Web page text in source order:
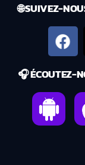
🌐 SUIVEZ-
🎧 ÉCOUTEZ-